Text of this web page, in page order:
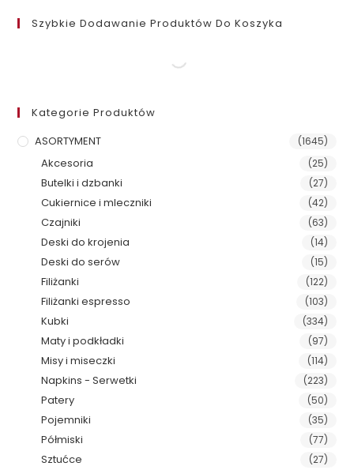
Szybkie Dodawanie Produktów Do Koszyka
Kategorie Produktów
ASORTYMENT
(1645)
Akcesoria (25)
Butelki i dzbanki (27)
Cukiernice i mleczniki (42)
Czajniki (63)
Deski do krojenia (14)
Deski do serów (15)
Filiżanki (122)
Filiżanki espresso (103)
Kubki (334)
Maty i podkładki (97)
Misy i miseczki (114)
Napkins - Serwetki (223)
Patery (50)
Pojemniki (35)
Półmiski (77)
Sztućce (27)